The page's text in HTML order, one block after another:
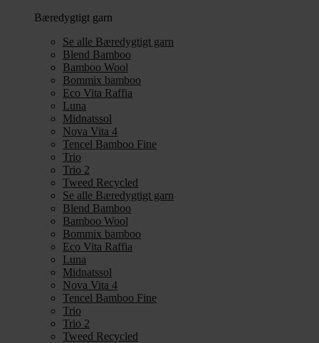
Bæredygtigt garn
Se alle Bæredygtigt garn
Blend Bamboo
Bamboo Wool
Bommix bamboo
Eco Vita Raffia
Luna
Midnatssol
Nova Vita 4
Tencel Bamboo Fine
Trio
Trio 2
Tweed Recycled
Se alle Bæredygtigt garn
Blend Bamboo
Bamboo Wool
Bommix bamboo
Eco Vita Raffia
Luna
Midnatssol
Nova Vita 4
Tencel Bamboo Fine
Trio
Trio 2
Tweed Recycled